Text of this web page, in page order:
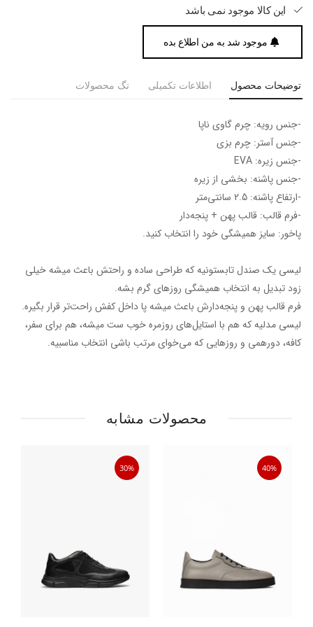
این کالا موجود نمی باشد
موجود شد به من اطلاع بده
توضیحات محصول اطلاعات تکمیلی تگ محصولات
-جنس رویه: چرم گاوی ناپا
-جنس آستر: چرم بزی
-جنس زیره: EVA
-جنس پاشنه: بخشی از زیره
-ارتفاع پاشنه: 2.5 سانتی‌متر
-فرم قالب: قالب پهن + پنجه‎‌دار
پاخور: سایز همیشگی خود را انتخاب کنید.
لیسی یک صندل تابستونیه که طراحی ساده و راحتش باعث میشه خیلی
زود تبدیل به انتخاب همیشگی روزهای گرم بشه.
فرم قالب پهن و پنجه‌دارش باعث میشه پا داخل کفش راحت‌تر قرار بگیره.
لیسی مدلیه که هم با استایل‌های روزمره خوب ست میشه، هم برای سفر،
کافه، دورهمی و روزهایی که می‌خوای مرتب باشی انتخاب مناسبیه.
محصولات مشابه
40%
30%